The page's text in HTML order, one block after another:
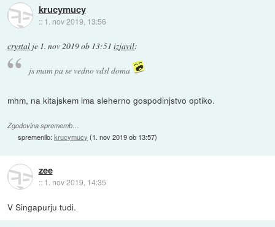
krucymucy
:: 1. nov 2019, 13:56
crystal je 1. nov 2019 ob 13:51 izjavil:
js mam pa se vedno vdsl doma
mhm, na kitajskem ima sleherno gospodinjstvo optiko.
Zgodovina sprememb…
spremenilo:krucymucy (1. nov 2019 ob 13:57)
zee
:: 1. nov 2019, 14:35
V Singapurju tudi.